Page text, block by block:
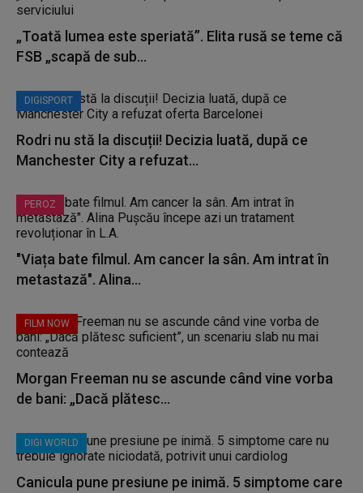
„Toată lumea este speriată”. Elita rusă se teme că
FSB „scapă de sub...
DIGISPORT
Rodri nu stă la discuții! Decizia luată, după ce
Manchester City a refuzat...
PEROZ
"Viața bate filmul. Am cancer la sân. Am intrat în
metastază". Alina...
FILM NOW
Morgan Freeman nu se ascunde când vine vorba
de bani: „Dacă plătesc...
DIGI WORLD
Canicula pune presiune pe inimă. 5 simptome care